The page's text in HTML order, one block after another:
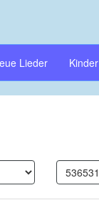
Lieder Kinder